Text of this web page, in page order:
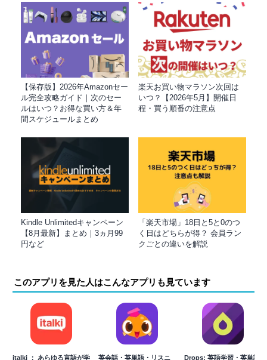
【保存版】2026年Amazonセー
ル完全攻略ガイド｜次のセー
ルはいつ？お得な買い方＆年
間スケジュールまとめ
楽天お買い物マラソン次回は
いつ？【2026年5月】開催日
程・買う順番の注意点
Kindle Unlimitedキャンペーン
【8月最新】まとめ｜3ヵ月99
円など
「楽天市場」18日と5と0のつ
く日はどちらが得？ 会員ラン
クごとの違いを解説
このアプリを見た人はこんなアプリも見ています
italki ： あらゆる言語が学
英会話・英単語・リスニ
Drops: 英語学習・英単語